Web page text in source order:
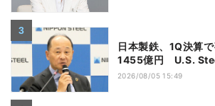
日本製鉄、1Q決算
1455億円 U.S.
2026/08/05 15:49